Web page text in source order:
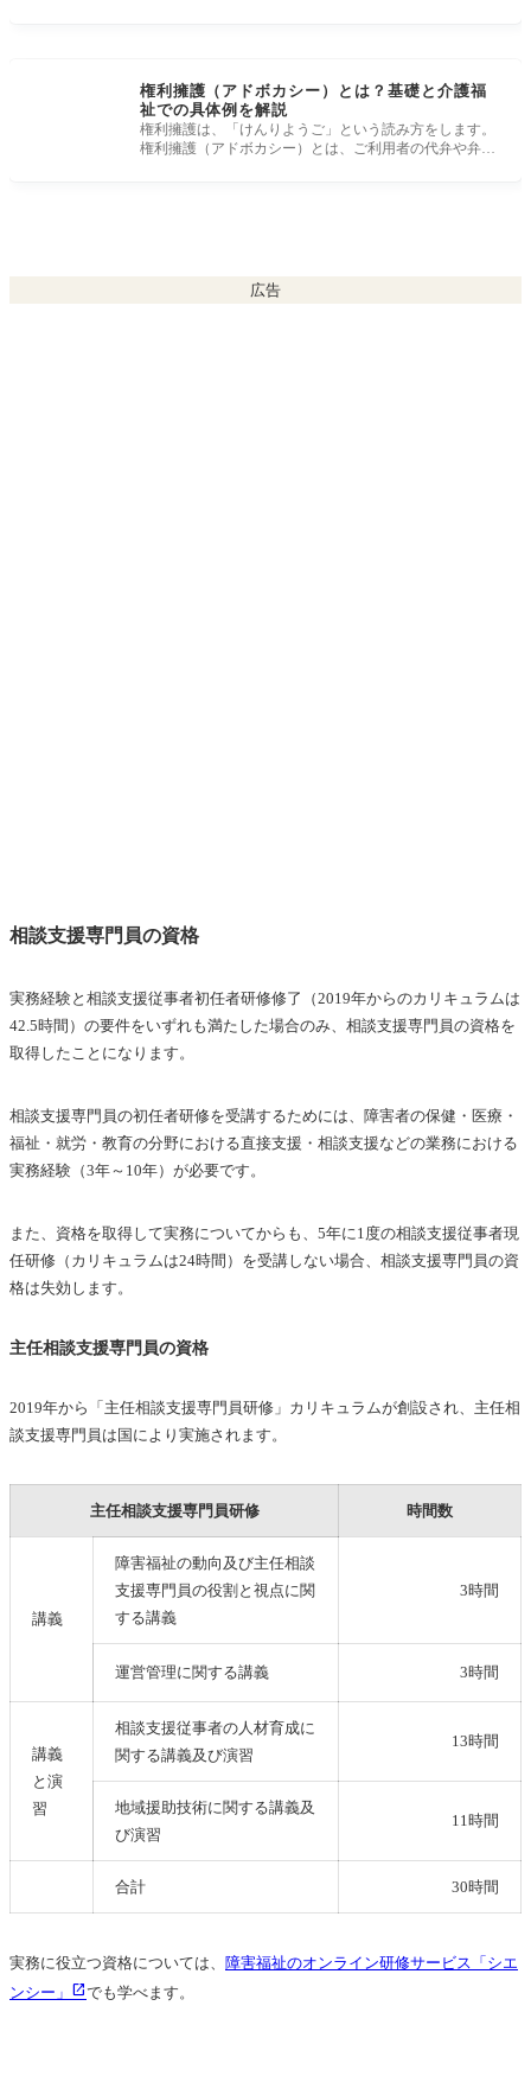
権利擁護（アドボカシー）とは？基礎と介護福
祉での具体例を解説
権利擁護は、「けんりようご」という読み方をします。
権利擁護（アドボカシー）とは、ご利用者の代弁や弁護
広告
相談支援専門員の資格
実務経験と相談支援従事者初任者研修修了（2019年からのカリキュラムは
42.5時間）の要件をいずれも満たした場合のみ、相談支援専門員の資格を
取得したことになります。
相談支援専門員の初任者研修を受講するためには、障害者の保健・医療・
福祉・就労・教育の分野における直接支援・相談支援などの業務における
実務経験（3年～10年）が必要です。
また、資格を取得して実務についてからも、5年に1度の相談支援従事者現
任研修（カリキュラムは24時間）を受講しない場合、相談支援専門員の資
格は失効します。
主任相談支援専門員の資格
2019年から「主任相談支援専門員研修」 カリキュラムが創設され、主任相
談支援専門員は国により実施されます。
主任相談支援専門員研修 時間数
講義
障害福祉の動向及び主任相談
支援専門員の役割と視点に関
する講義
3時間
運営管理に関する講義 3時間
講義
と演
習
相談支援従事者の人材育成に
関する講義及び演習
13時間
地域援助技術に関する講義及
び演習
11時間
合計 30時間
実務に役立つ資格については、 障害福祉のオンライン研修サービス「シエ
ンシー」
でも学べます。